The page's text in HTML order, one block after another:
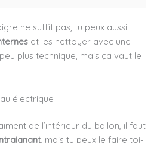
ne suffit pas, tu peux aussi
et les nettoyer avec une
plus technique, mais ça vaut le
électrique
de l’intérieur du ballon, il faut
, mais tu peux le faire toi-